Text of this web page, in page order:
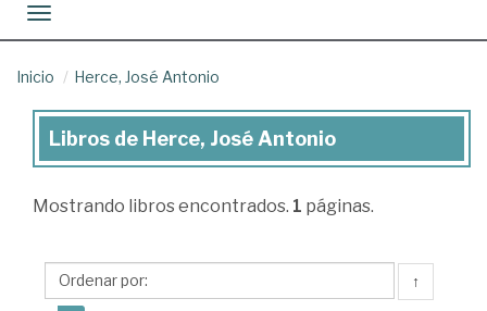
Toggle navigation
Inicio Herce, José Antonio
Libros
Herce,
Antonio
Libros de Herce, José Antonio
Mostrando libros encontrados. 1 páginas.
↑